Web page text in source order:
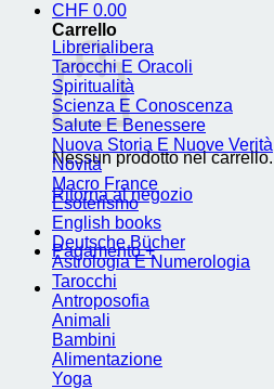
CHF 0.00
Carrello
Nessun prodotto nel carrello.
Ritorna al negozio
Pagamento +
Librerialibera
Tarocchi E Oracoli
Spiritualità
Scienza E Conoscenza
Salute E Benessere
Nuova Storia E Nuove Verità
Novità
Macro France
Esoterismo
English books
Deutsche Bücher
Astrologia E Numerologia
Tarocchi
Antroposofia
Animali
Bambini
Alimentazione
Yoga